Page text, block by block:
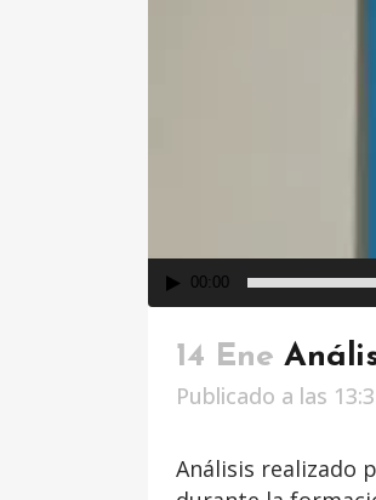
00:00
14 Ene
Publicado a las
Análisis realizado